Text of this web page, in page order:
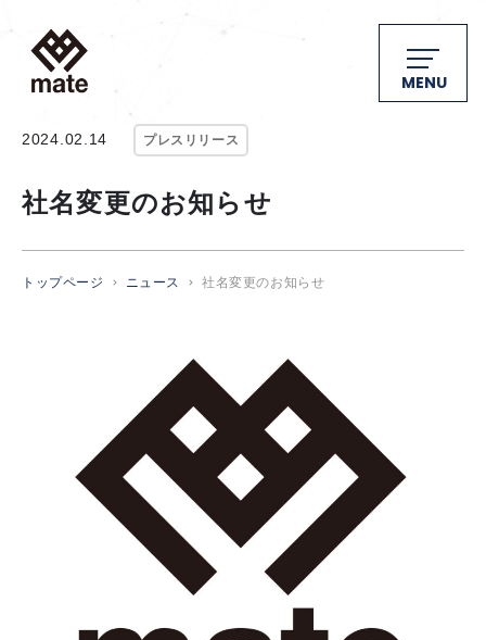
MENU
2024.02.14 プレスリリース
社名変更のお知らせ
トップページ ニュース 社名変更のお知らせ